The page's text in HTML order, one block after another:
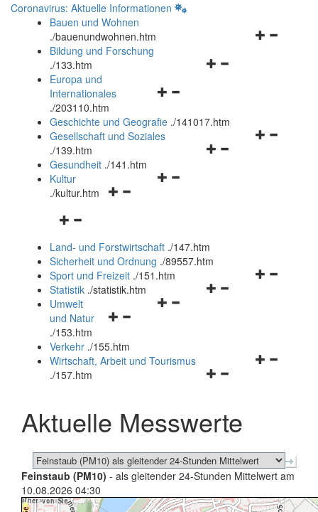
Coronavirus: Aktuelle Informationen
Bauen und Wohnen
./bauenundwohnen.htm
Navigationsmenü
Bildung und Forschung
./133.htm
Navigationsmenü
und
schließen
Europa und
Internationales
./203110.htm
Geschichte und Geografie ./141017.htm
Navigationsmenü
Gesellschaft und Soziales
./139.htm
Navigationsmenü
Gesundheit ./141.htm
Navigationsmenü
Kultur
./kultur.htm
Navigationsmenü
und
schließen
Land- und Forstwirtschaft ./147.htm
Sicherheit und Ordnung ./89557.htm
Navigationsmenü
Sport und Freizeit ./151.htm
Navigationsmenü
Statistik ./statistik.htm
Navigationsmenü
und
schließen
Umwelt
und Natur
./153.htm
Verkehr ./155.htm
Navigationsmenü
schließen
Wirtschaft, Arbeit und Tourismus
./157.htm
Aktuelle Messwerte
Feinstaub (PM10) - als gleitender 24-Stunden Mittelwert am
10.08.2026 04:30